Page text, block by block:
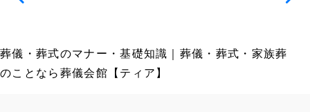
葬儀・葬式のマナー・基礎知識｜葬儀・葬式・家族葬
のことなら葬儀会館【ティア】